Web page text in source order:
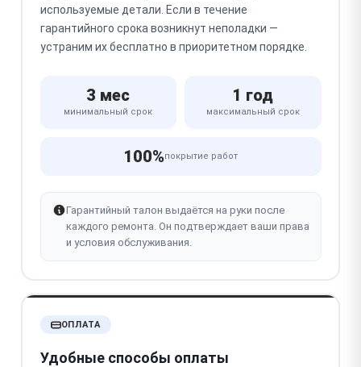
используемые детали. Если в течение
гарантийного срока возникнут неполадки —
устраним их бесплатно в приоритетном порядке.
3 мес
минимальный срок
1 год
максимальный срок
100%покрытие работ
Гарантийный талон выдаётся на руки после
каждого ремонта. Он подтверждает ваши права
и условия обслуживания.
ОПЛАТА
Удобные способы оплаты